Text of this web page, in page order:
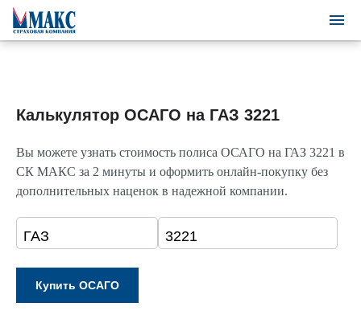
Калькулятор ОСАГО на ГАЗ 3221
Вы можете узнать стоимость полиса ОСАГО на ГАЗ 3221 в
СК МАКС за 2 минуты и оформить онлайн-покупку без
дополнительных наценок в надежной компании.